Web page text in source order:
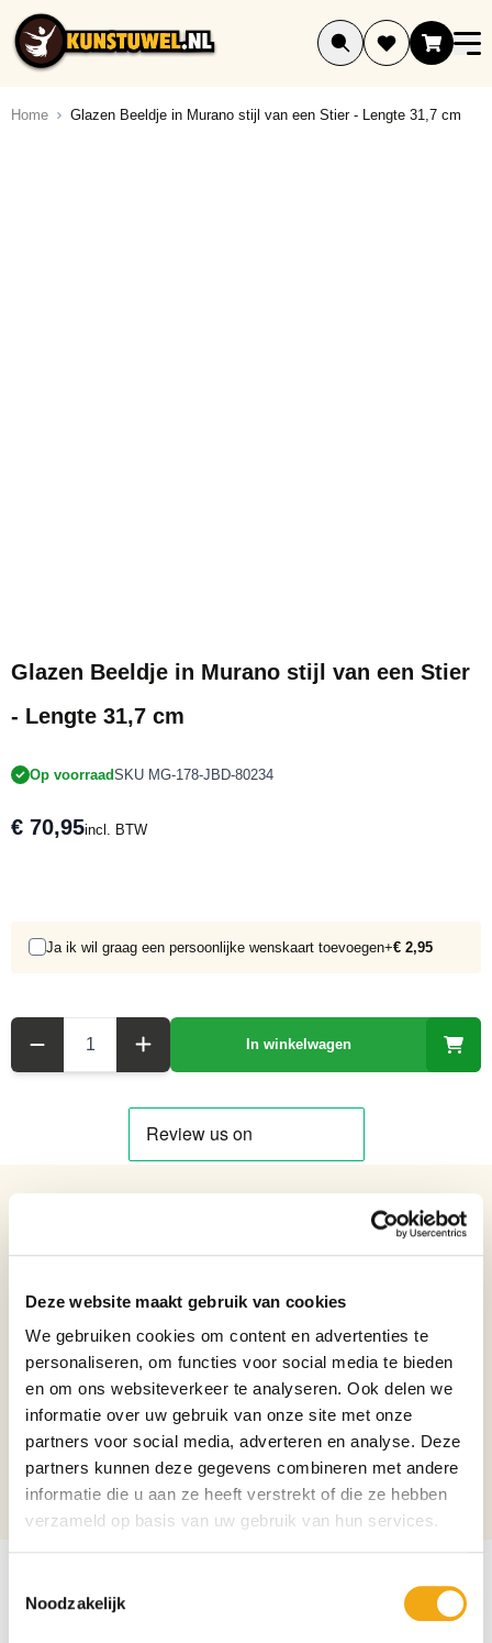
Deze website maakt gebruik van cookies
We gebruiken cookies om content en advertenties te
personaliseren, om functies voor social media te bieden
en om ons websiteverkeer te analyseren. Ook delen we
informatie over uw gebruik van onze site met onze
partners voor social media, adverteren en analyse. Deze
partners kunnen deze gegevens combineren met andere
informatie die u aan ze heeft verstrekt of die ze hebben
verzameld op basis van uw gebruik van hun services.
Noodzakelijk
Ga naar de inhoud
Home Glazen Beeldje in Murano stijl van een Stier - Lengte 31,7 cm
Glazen Beeldje in Murano stijl van een Stier
- Lengte 31,7 cm
Op voorraadSKU MG-178-JBD-80234
€ 70,95incl. BTW
Ja ik wil graag een persoonlijke wenskaart toevoegen+€ 2,95
In winkelwagen
Glazen Beeldje in Murano stijl van een Stier - Lengte 31,7 cm
Hoogte: 19,9 cm
Breedte: 10 cm
Lengte: 31,7 cm
Formaat beelden Beelden van 15 t/m 35 cm
Bronzen beelden cadeau
herinnering cadeau, Bedankt
cadeau, Cadeau trots op jou,
Nieuwe woning